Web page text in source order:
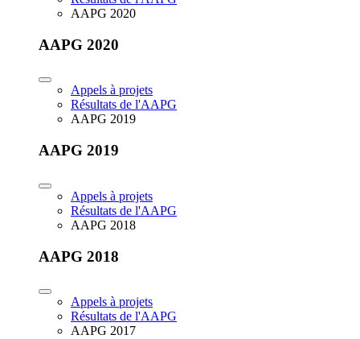
AAPG 2020
AAPG 2020
Appels à projets
Résultats de l'AAPG
AAPG 2019
AAPG 2019
Appels à projets
Résultats de l'AAPG
AAPG 2018
AAPG 2018
Appels à projets
Résultats de l'AAPG
AAPG 2017